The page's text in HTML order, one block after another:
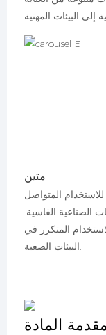
متين
المتواصل
الصناعية القاسية.
المتكرر في
البيئات الصعبة.
مقدمة المادة